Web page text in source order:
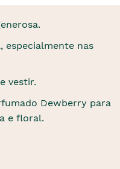
especialmente nas
vestir.
Dewberry para
e floral.